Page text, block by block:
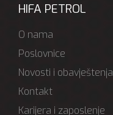
HIFA PETROL
O nama
Poslovnice
Novosti i obavještenja
Kontakt
Karijera i zaposlenje